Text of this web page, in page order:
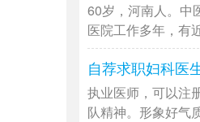
60岁，河南人。中
医院工作多年，有
自荐求职妇科医
执业医师，可以注
队精神。形象好气